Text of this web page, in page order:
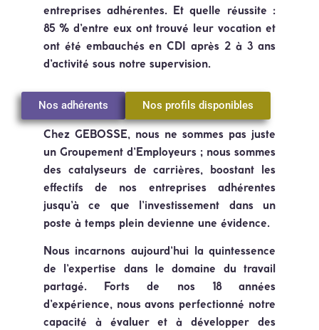
entreprises adhérentes. Et quelle réussite :
85 % d’entre euxont trouvé leur vocation et
ont été embauchés en CDI après 2 à 3 ans
d’activité sous notre supervision.
Nos adhérents Nos profils disponibles
Chez GEBOSSE, nous ne sommes pas juste
un Groupement d’Employeurs ; nous sommes
des catalyseurs de carrières, boostant les
effectifs de nos entreprises adhérentes
jusqu’à ce que l’investissement dans un
poste à temps plein devienne une évidence.
Nous incarnons aujourd’hui la quintessence
de l’expertise dans le domaine du travail
partagé. Forts de nos 18 années
d’expérience, nous avons perfectionné notre
capacité à évaluer et à développer des